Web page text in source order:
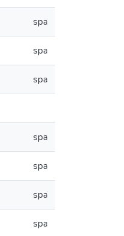
spa
spa
spa
spa
spa
spa
spa